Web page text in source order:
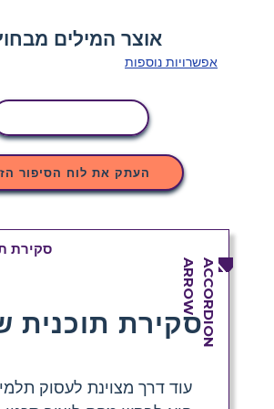
אפשרויות נוספות
העתק את לוח הסיפור
סקירת
סקירת תוכנית
עוד דרך מצוינת לעסוק